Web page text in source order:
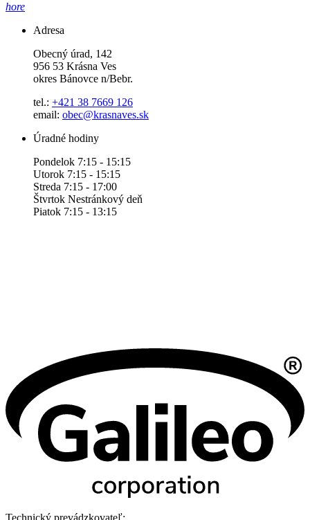
hore
Adresa
Obecný úrad, 142
956 53 Krásna Ves
okres Bánovce n/Bebr.
tel.: +421 38 7669 126
email: obec@krasnaves.sk
Úradné hodiny
Pondelok 7:15 - 15:15
Utorok 7:15 - 15:15
Streda 7:15 - 17:00
Štvrtok Nestránkový deň
Piatok 7:15 - 13:15